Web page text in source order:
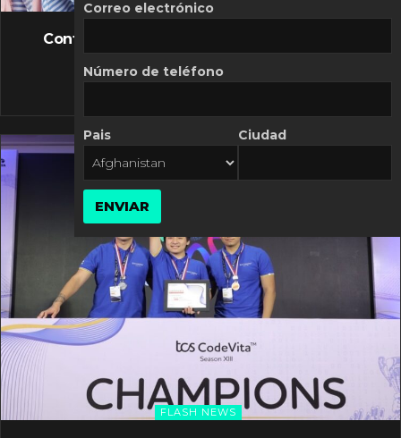
FLASH NEWS
Controversia de Mercado Libre por costos
10 MARZO, 2026
FLASH NEWS
Correo electrónico
Número de teléfono
Pais Ciudad
ENVIAR